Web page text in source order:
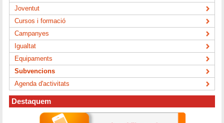
Joventut
Cursos i formació
Campanyes
Igualtat
Equipaments
Subvencions
Agenda d'activitats
Destaquem